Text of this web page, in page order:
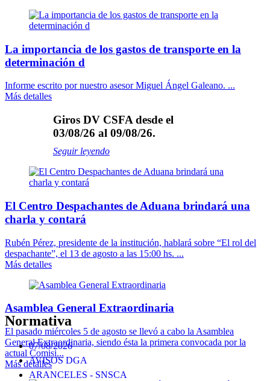
La importancia de los gastos de transporte en la
determinación d
Informe escrito por nuestro asesor Miguel Ángel Galeano. ...
Más detalles
Giros DV CSFA desde el
03/08/26 al 09/08/26.
Seguir leyendo
El Centro Despachantes de Aduana brindará una
charla y contará
Rubén Pérez, presidente de la institución, hablará sobre “El rol del
despachante”, el 13 de agosto a las 15:00 hs. ...
Más detalles
Asamblea General Extraordinaria
El pasado miércoles 5 de agosto se llevó a cabo la Asamblea
General Extraordinaria, siendo ésta la primera convocada por la
actual Comisi...
Más detalles
Normativa
07/08/2026
AVISOS DGA
ARANCELES - SNSCA